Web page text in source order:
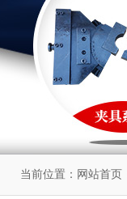
当前位置： 网站首页